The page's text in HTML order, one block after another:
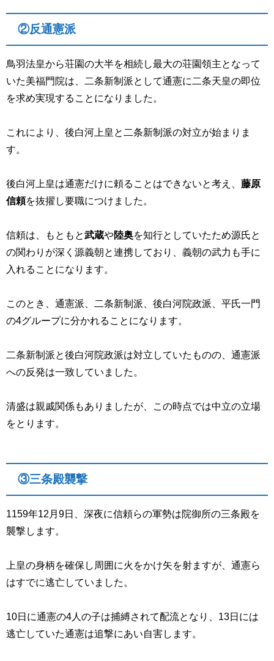
②反通憲派
鳥羽法皇から荘園の大半を相続し最大の荘園領主となって
いた美福門院は、二条新制派として通憲に二条天皇の即位
を求め実現することになりました。
これにより、後白河上皇と二条新制派の対立が始まりま
す。
後白河上皇は通憲だけに頼ることはできないと考え、 藤原
信頼を抜擢し要職につけました。
信頼は、もともと武蔵や陸奥を知行としていたため源氏と
の関わりが深く源義朝と連携しており、義朝の武力も手に
入れることになります。
このとき、通憲派、二条新制派、後白河院政派、平氏一門
の4グループに分かれることになります。
二条新制派と後白河院政派は対立していたものの、通憲派
への反発は一致していました。
清盛は親戚関係もありましたが、この時点では中立の立場
をとります。
③三条殿襲撃
1159年12 月 9日、深夜に信頼らの軍勢は院御所の三条殿を
襲撃します。
上皇の身柄を確保し周囲に火をかけ矢を射ますが、通憲ら
はすでに逃亡していました。
10日に通憲の4 人の子は捕縛されて配流となり、 13日には
逃亡していた通憲は追撃にあい自害します。